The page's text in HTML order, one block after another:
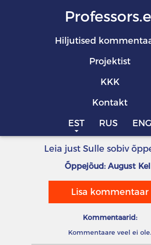
Hiljutised
Projektist
KKK
Kontakt
EST
RUS ENG
Leia just Sulle sobiv
Õppejõud: August
Lisa kommentaar
Kommentaarid:
Kommentaare veel ei ole.